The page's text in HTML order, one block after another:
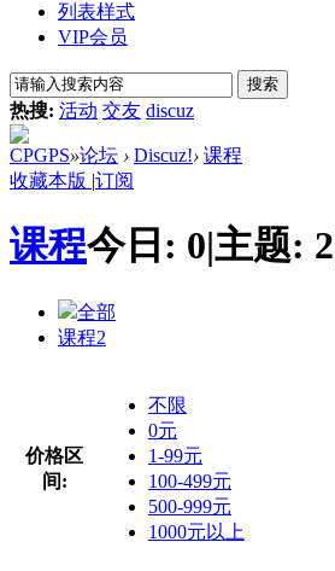
列表样式
VIP会员
搜索
热搜: 活动 交友 discuz
CPGPS»论坛 › Discuz!› 课程
收藏本版 |订阅
课程今日: 0|主题: 2
全部
课程2
价格区
间:
不限
0元
1-99元
100-499元
500-999元
1000元以上